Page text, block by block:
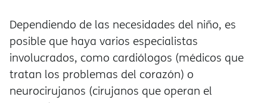
Dependiendo de las necesidades del niño, es
posible que haya varios especialistas
involucrados, como cardiólogos (médicos que
tratan los problemas del corazón) o
neurocirujanos (cirujanos que operan el